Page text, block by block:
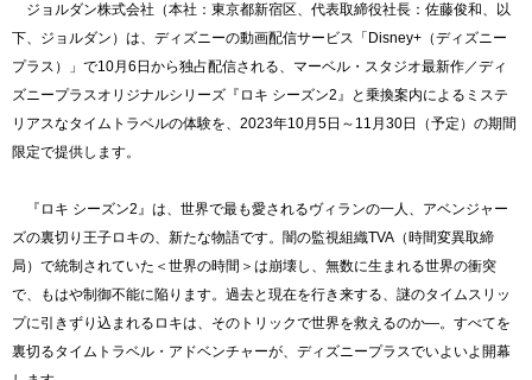
ジョルダン株式会社（本社：東京都新宿区、代表取締役社長：佐藤俊和、以
下、ジョルダン）は、ディズニーの動画配信サービス「Disney+（ディズニー
プラス）」で10月6日から独占配信される、マーベル・スタジオ最新作／ディ
ズニープラスオリジナルシリーズ『ロキ シーズン2』と乗換案内によるミステ
リアスなタイムトラベルの体験を、2023年10月5日～11月30日（予定）の期間
限定で提供します。
『ロキ シーズン2』は、世界で最も愛されるヴィランの一人、アベンジャー
ズの裏切り王子ロキの、新たな物語です。闇の監視組織TVA（時間変異取締
局）で統制されていた＜世界の時間＞は崩壊し、無数に生まれる世界の衝突
で、もはや制御不能に陥ります。過去と現在を行き来する、謎のタイムスリッ
プに引きずり込まれるロキは、そのトリックで世界を救えるのか―。すべてを
裏切るタイムトラベル・アドベンチャーが、ディズニープラスでいよいよ開幕